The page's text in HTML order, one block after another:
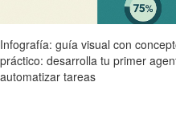
Infografía: guía visual con
práctico: desarrolla tu primer
automatizar tareas